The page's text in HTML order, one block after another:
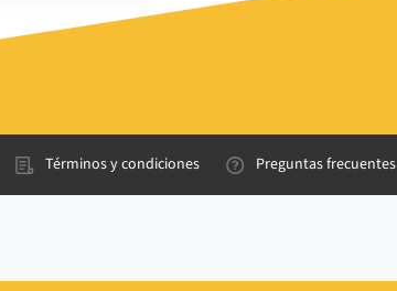
Términos y condiciones Preguntas frecuentes